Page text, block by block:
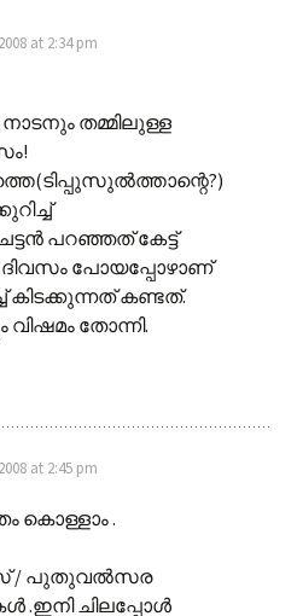
at 2:34 pm
തമ്മിലുള്ള
പറഞ്ഞത് കേട്ട്
പോയപ്പോഴാണ്
കിടക്കുന്നത് കണ്ടത്.
തോന്നി.
at 2:45 pm
കൊള്ളാം .
/ പുതുവല്‍സര
ചിലപ്പോള്‍